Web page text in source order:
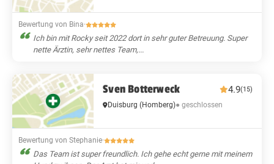
Bewertung von Bina·
Ich bin mit Rocky seit 2022 dort in sehr guter Betreuung. Super
nette Ärztin, sehr nettes Team,...
Sven Botterweck 4.9(15)
Duisburg(Homberg)● geschlossen
Bewertung von Stephanie·
Das Team ist super freundlich. Ich gehe echt gerne mit meinem